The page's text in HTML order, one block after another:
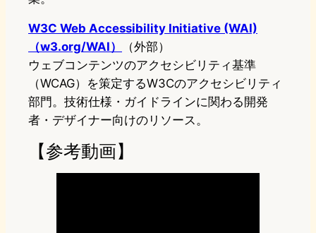
W3C Web Accessibility Initiative (WAI)
（w3.org/WAI）
（外部）
ウェブコンテンツのアクセシビリティ基準
（WCAG）を策定するW3Cのアクセシビリティ
部門。技術仕様・ガイドラインに関わる開発
者・デザイナー向けのリソース。
【参考動画】